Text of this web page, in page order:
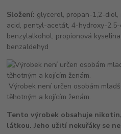
Složení: glycerol, propan-1,2-
acid, pentyl-acetát, 4-hydroxy-
benzylalkohol, propionová
benzaldehyd
Výrobek není určen osobám
těhotným a kojícím ženám.
Tento výrobek obsahuje
látkou. Jeho užití nekuřáky se